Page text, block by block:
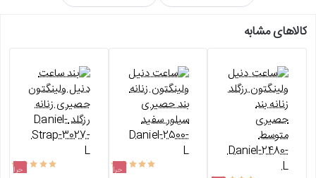
ساعت ست عروس و داماد
کالاهای مشابه
حراج
حراج